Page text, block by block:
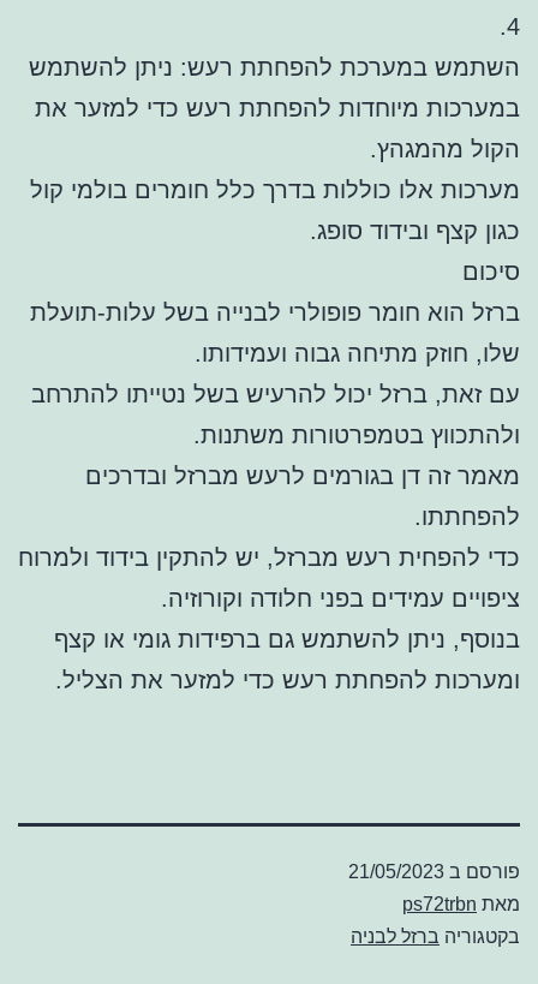
4.
השתמש במערכת להפחתת רעש: ניתן להשתמש
במערכות מיוחדות להפחתת רעש כדי למזער את
הקול מהמגהץ.
מערכות אלו כוללות בדרך כלל חומרים בולמי קול
כגון קצף ובידוד סופג.
סיכום
ברזל הוא חומר פופולרי לבנייה בשל עלות-תועלת
שלו, חוזק מתיחה גבוה ועמידותו.
עם זאת, ברזל יכול להרעיש בשל נטייתו להתרחב
ולהתכווץ בטמפרטורות משתנות.
מאמר זה דן בגורמים לרעש מברזל ובדרכים
להפחתתו.
כדי להפחית רעש מברזל, יש להתקין בידוד ולמרוח
ציפויים עמידים בפני חלודה וקורוזיה.
בנוסף, ניתן להשתמש גם ברפידות גומי או קצף
ומערכות להפחתת רעש כדי למזער את הצליל.
פורסם ב 21/05/2023
מאת ps72trbn
בקטגוריה ברזל לבניה